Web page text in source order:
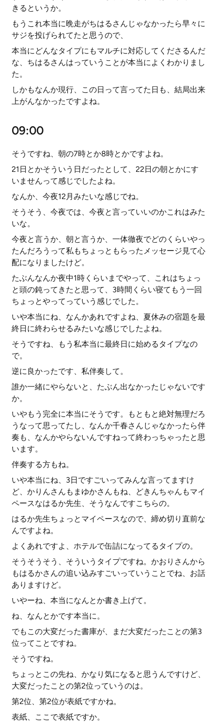
きるというか。
もうこれ本当に晩走がちはるさんじゃなかったら早々に
サジを投げられてたと思うので、
本当にどんなタイプにもマルチに対応してくださるんだ
な、ちはるさんはっていうことが本当によくわかりまし
た。
しかもなんか現行、この日って言ってた日も、結局出来
上がんなかったですよね。
09:00
そうですね、朝の7時とか8時とかですよね。
21日とかそういう日だったとして、22日の朝とかにす
いませんって感じでしたよね。
なんか、今夜12月みたいな感じでね。
そうそう、今夜では、今夜と言っていいのかこれはみた
いな。
今夜と言うか、朝と言うか、一体徹夜でどのくらいやっ
たんだろうって私もちょっともらったメッセージ見て心
配になりましたけど。
たぶんなんか夜中1時くらいまでやって、これはちょっ
と頭の鈍ってきたと思って、3時間くらい寝てもう一回
ちょっとやってっていう感じでした。
いや本当にね、なんかあれですよね、夏休みの宿題を最
終日に終わらせるみたいな感じでしたよね。
そうですね、もう私本当に最終日に始めるタイプなの
で。
逆に良かったです、私伴奏して。
誰か一緒にやらないと、たぶん出なかったじゃないです
か。
いやもう完全に本当にそうです。もともと絶対無理だろ
うなって思ってたし、なんか千春さんじゃなかったら伴
奏も、なんかやらないんですねって終わっちゃったと思
います。
伴奏する方もね。
いや本当にね、3日ですごいってみんな言ってますけ
ど、かりんさんもまゆかさんもね、どきんちゃんもマイ
ペースなはるか先生、そうなんですこちらの。
はるか先生ちょっとマイペースなので、締め切り直前な
んですよね。
よくあれですよ、ホテルで缶詰になってるタイプの。
そうそうそう、そういうタイプですね。かおりさんから
もはるかさんの追い込みすごいっていうことでね、お話
ありますけど。
いやーね、本当になんとか書き上げて。
ね、なんとかです本当に。
でもこの大変だった書庫が、まだ大変だったことの第3
位ってことですね。
そうですね。
ちょっとこの先ね、かなり気になると思うんですけど、
大変だったことの第2位っていうのは。
第2位、第2位が表紙ですかね。
表紙、ここで表紙ですか。